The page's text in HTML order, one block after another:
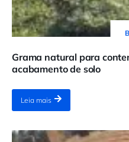
Grama natural para
acabamento de solo
Leia mais